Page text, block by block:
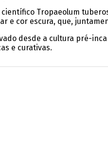
Tropaeolum
e cor escura, que,
desde a cultura pré-
e curativas.